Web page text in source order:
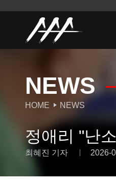
NEWS
HOME NEWS
정애리 "난
최혜진 기자 2026-